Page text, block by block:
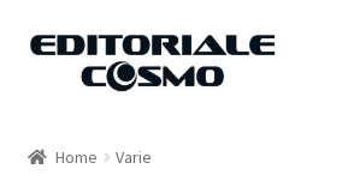
Vai
Vai
Home Varie